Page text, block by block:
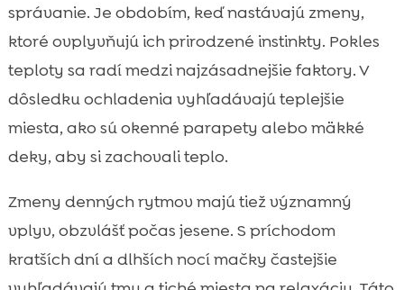
správanie. Je obdobím, keď nastávajú zmeny,
ktoré ovplyvňujú ich prirodzené instinkty. Pokles
teploty sa radí medzi najzásadnejšie faktory. V
dôsledku ochladenia vyhľadávajú teplejšie
miesta, ako sú okenné parapety alebo mäkké
deky, aby si zachovali teplo.
Zmeny denných rytmov majú tiež významný
vplyv, obzvlášť počas jesene. S príchodom
kratších dní a dlhších nocí mačky častejšie